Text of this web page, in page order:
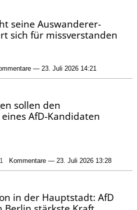
seine Auswanderer-
sich für missverstanden
— 23. Juli 2026 14:21
sollen den
AfD-Kandidaten
Kommentare — 23. Juli 2026 13:28
in der Hauptstadt: AfD